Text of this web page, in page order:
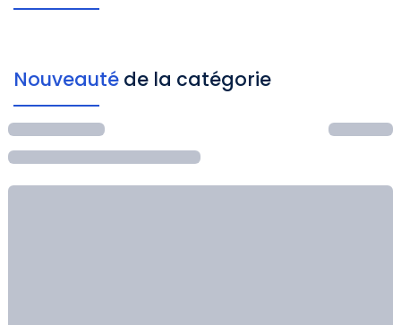
Nouveauté de la catégorie